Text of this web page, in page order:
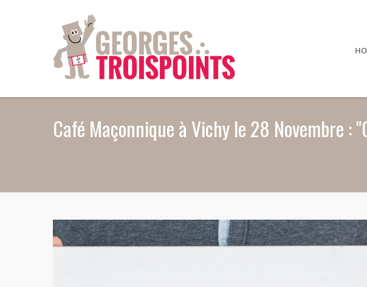
Café Maçonnique à Vichy le 28 Novembre :